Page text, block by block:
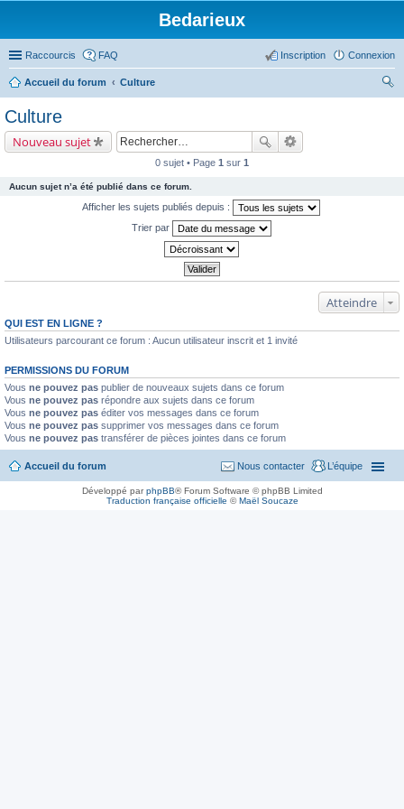
Bedarieux
Raccourcis FAQ Connexion
Inscription
Accueil du forum
Culture
Culture
Nouveau sujet
0 sujet • Page 1 sur 1
Aucun sujet n’a été publié dans ce forum.
Afficher les sujets publiés depuis :
Trier par
Atteindre
QUI EST EN LIGNE ?
Utilisateurs parcourant ce forum : Aucun utilisateur inscrit et 1 invité
PERMISSIONS DU FORUM
Vous ne pouvez pas publier de nouveaux sujets dans ce forum
Vous ne pouvez pas répondre aux sujets dans ce forum
Vous ne pouvez pas éditer vos messages dans ce forum
Vous ne pouvez pas supprimer vos messages dans ce forum
Vous ne pouvez pas transférer de pièces jointes dans ce forum
Accueil du forum L’équipe
Nous contacter
Développé parphpBB® Forum Software © phpBB Limited
Traduction française officielle ©Maël Soucaze